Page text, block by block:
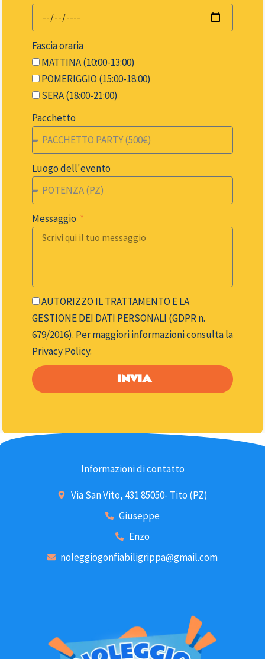
Fascia oraria
MATTINA (10:00-13:00)
POMERIGGIO (15:00-18:00)
SERA (18:00-21:00)
Pacchetto
Luogo dell'evento
Messaggio
AUTORIZZO IL TRATTAMENTO E LA
GESTIONE DEI DATI PERSONALI (GDPR n.
679/2016). Per maggiori informazioni consulta la
Privacy Policy.
INVIA
Informazioni di contatto
Via San Vito, 431 85050- Tito (PZ)
Giuseppe
Enzo
noleggiogonfiabiligrippa@gmail.com